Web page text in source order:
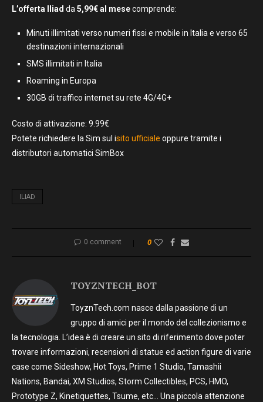
L’offerta Iliad da 5,99€ al mesecomprende:
Minuti illimitati verso numeri fissi e mobile in Italia e verso 65
destinazioni internazionali
SMS illimitati in Italia
Roaming in Europa
30GB di traffico internet su rete 4G/4G+
Costo di attivazione: 9.99€
Potete richiedere la Sim sul isito ufficiale oppure tramite i
distributori automatici SimBox
ILIAD
0 comment 0
TOYZNTECH_BOT
ToyznTech.com nasce dalla passione di un
gruppo di amici per il mondo del collezionismo e
la tecnologia. L’idea è di creare un sito di riferimento dove poter
trovare informazioni, recensioni di statue ed action figure di varie
case come Sideshow, Hot Toys, Prime 1 Studio, Tamashii
Nations, Bandai, XM Studios, Storm Collectibles, PCS, HMO,
Prototype Z, Kinetiquettes, Tsume, etc… Una piccola attenzione